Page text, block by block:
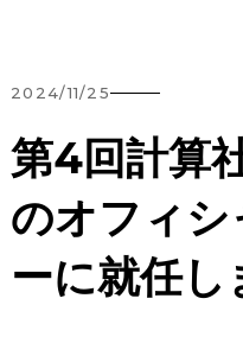
2024/11/25
第4回計算
のオフィ
ーに就任し